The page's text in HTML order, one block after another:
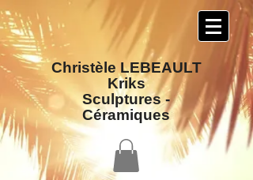
Christèle LEBEAULT
Kriks
Sculptures​ -
Céramiques